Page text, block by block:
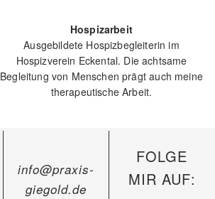
Hospizarbeit
Ausgebildete Hospizbegleiterin im
Hospizverein Eckental. Die achtsame
Begleitung von Menschen prägt auch meine
therapeutische Arbeit.
info@praxis-
giegold.de
FOLGE
MIR AUF: